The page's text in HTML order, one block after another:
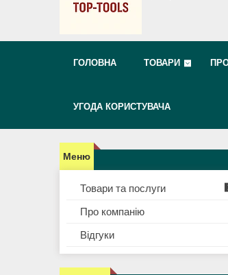
ГОЛОВНА ТОВАРИ
УГОДА КОРИСТУВАЧА
Товари та послуги
Про компанію
Відгуки